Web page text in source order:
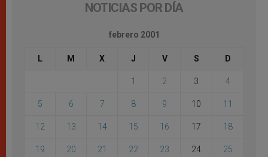
NOTICIAS POR DÍA
febrero 2001
L M X J V S D
1 2 3 4
5 6 7 8 9 10 11
12 13 14 15 16 17 18
19 20 21 22 23 24 25